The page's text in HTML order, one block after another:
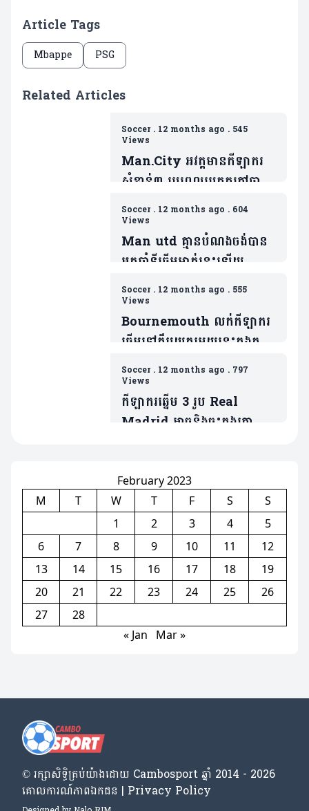
Article Tags
Mbappe PSG
Related Articles
Soccer. 12 months ago . 545
Views
Man.City អវត្តមានកីឡាករ
សំខាន់៣ រូបពេលប្រកួតកៅឆាយ
EPL ជាមួយម្ចាស់ផ្ទះ Wolver
Soccer. 12 months ago . 604
Views
Man utd គ្មានបំណងចង់បាន
អ្នកចាំទីឆ្នើមម្នាក់នេះឡើយ
ទោះបីជារូបគេទើបប្រកាសចែក
ផ្លូវជាមួយនឹងក្លឹបខ្លួនក៏ដោយ
Soccer. 12 months ago . 555
Views
Bournemouth លក់កីឡាករ
ឆ្នើមទៅក្លឹបយក្សមួយនេះក្នុងតម្លៃ
គួរសម(មាន១វីដេអូ)
Soccer. 12 months ago . 797
Views
កីឡាករឆ្នើម 3 រូប Real
Madrid អាចនិងចុះកុងត្រា
February 2023
M
T W T F S
S
1
2 3 4
5
6
7 8 9 10 11
12
13
14 15 16 17 18
19
20
21 22 23 24 25
26
27
28
« Jan
Mar »
© រក្សា​សិទ្ធិ​គ្រប់​យ៉ាង​ដោយ​ Cambosport ឆ្នាំ 2014 - 2026
គោលការណ៍​ភាព​ឯកជន | Privacy Policy